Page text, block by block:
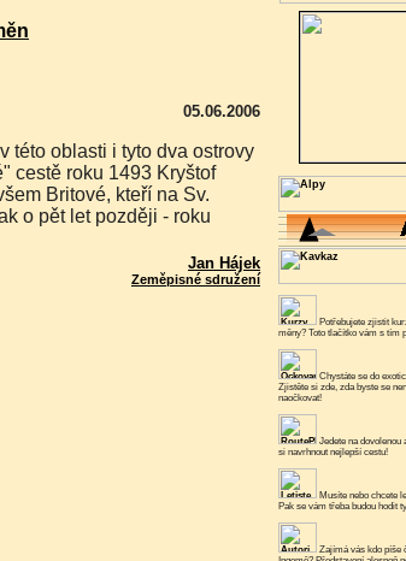
05.06.2006
cestě roku 1493 Kryštof
Britové, kteří na Sv.
o pět let později - roku
Jan Hájek
Zeměpisné sdružení
Potřebujete zjistit
měny? Toto tlačítko vám s tím
Chystáte se do
Zjistěte si zde, zda byste se
naočkovat!
Jedete na dovolenou
si navrhnout nejlepší cestu!
Musíte nebo chcete
Pak se vám třeba budou hodit
Zajímá vás kdo píše